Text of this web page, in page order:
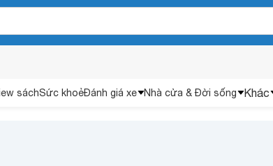
sáchSức khoẻĐánh giá xe Nhà cửa & Đời sống Khác